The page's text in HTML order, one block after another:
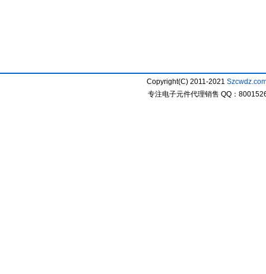
Copyright(C) 2011-2021
专注电子元件代理销售 QQ：